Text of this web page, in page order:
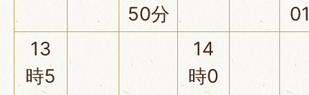
50分
13
時5
14
時0